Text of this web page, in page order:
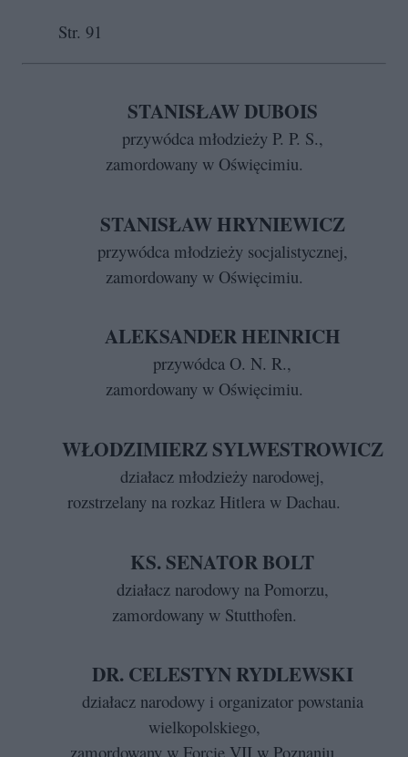
Str. 91
STANISŁAW DUBOIS
przywódca młodzieży P. P. S.,
zamordowany w Oświęcimiu.
STANISŁAW HRYNIEWICZ
przywódca młodzieży socjalistycznej,
zamordowany w Oświęcimiu.
ALEKSANDER HEINRICH
przywódca O. N. R.,
zamordowany w Oświęcimiu.
WŁODZIMIERZ SYLWESTROWICZ
działacz młodzieży narodowej,
rozstrzelany na rozkaz Hitlera w Dachau.
KS. SENATOR BOLT
działacz narodowy na Pomorzu,
zamordowany w Stutthofen.
DR. CELESTYN RYDLEWSKI
działacz narodowy i organizator powstania
wielkopolskiego,
zamordowany w Forcie VII w Poznaniu.